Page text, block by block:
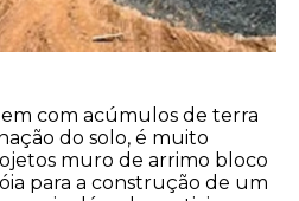
com acúmulos de terra
do solo, é muito
muro de arrimo bloco
para a construção de um